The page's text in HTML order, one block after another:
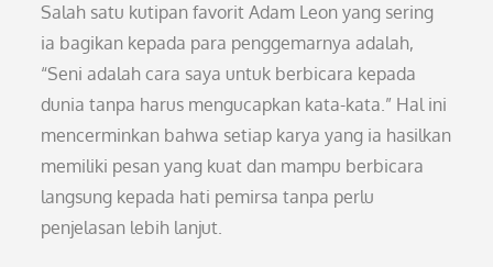
Salah satu kutipan favorit Adam Leon yang sering
ia bagikan kepada para penggemarnya adalah,
“Seni adalah cara saya untuk berbicara kepada
dunia tanpa harus mengucapkan kata-kata.” Hal ini
mencerminkan bahwa setiap karya yang ia hasilkan
memiliki pesan yang kuat dan mampu berbicara
langsung kepada hati pemirsa tanpa perlu
penjelasan lebih lanjut.